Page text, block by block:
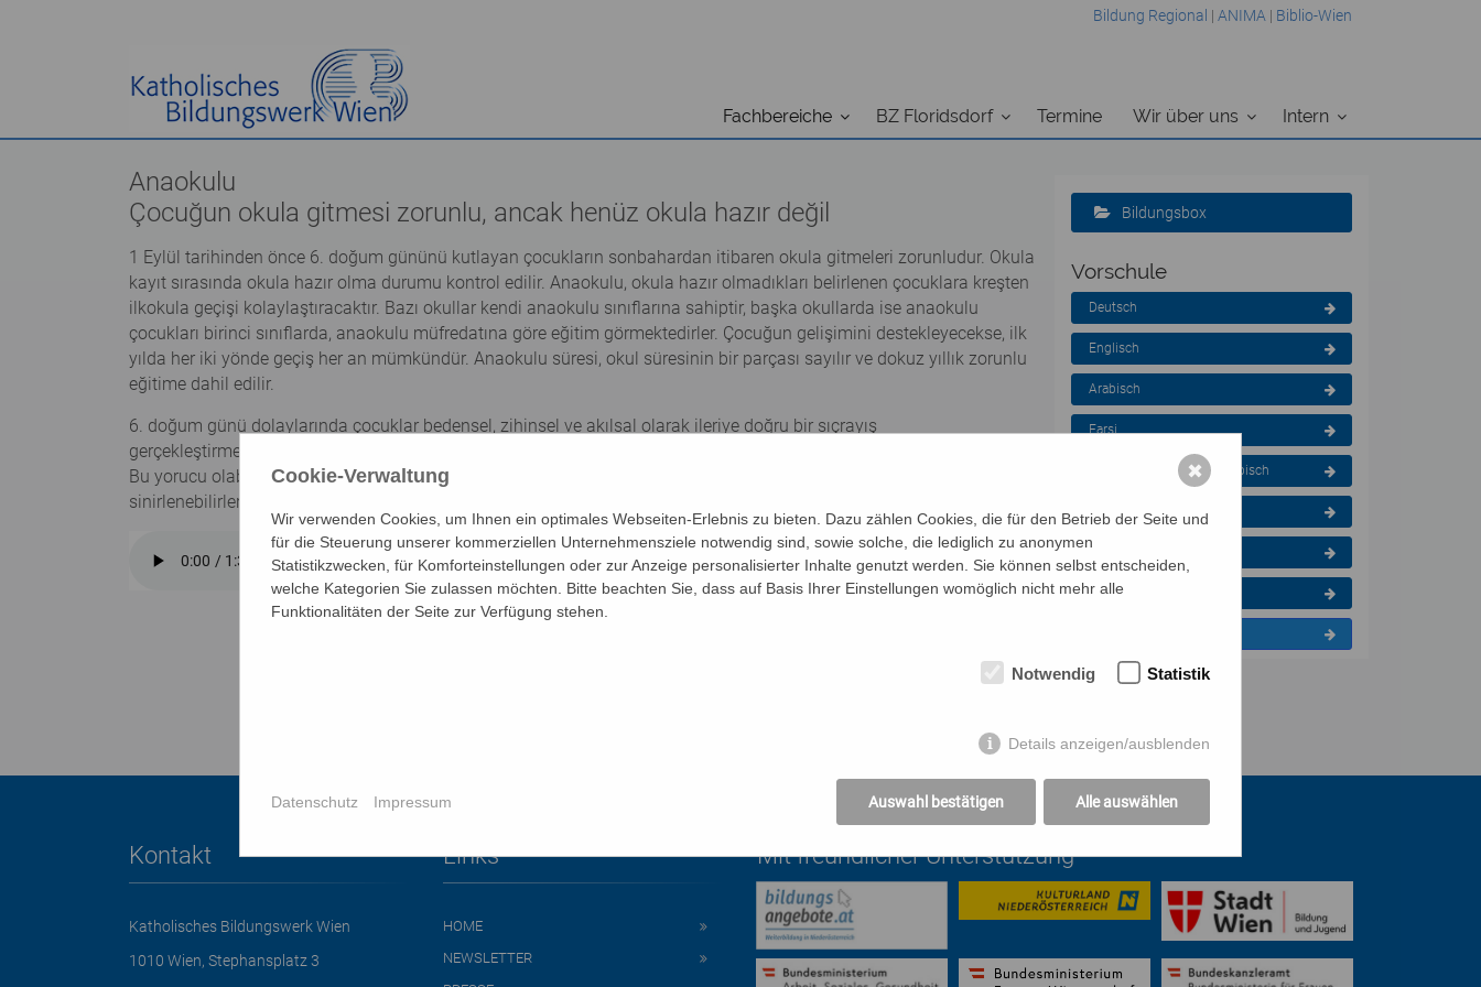
Bildung Regional | ANIMA | Biblio-Wien
Fachbereiche BZ Floridsdorf Termine Wir über uns Intern
Anaokulu
Çocuğun okula gitmesi zorunlu, ancak henüz okula hazır değil
1 Eylül tarihinden önce 6. doğum gününü kutlayan çocukların sonbahardan itibaren okula gitmeleri zorunludur. Okula
kayıt sırasında okula hazır olma durumu kontrol edilir. Anaokulu, okula hazır olmadıkları belirlenen çocuklara kreşten
ilkokula geçişi kolaylaştıracaktır. Bazı okullar kendi anaokulu sınıflarına sahiptir, başka okullarda ise anaokulu
çocukları birinci sınıflarda, anaokulu müfredatına göre eğitim görmektedirler. Çocuğun gelişimini destekleyecekse, ilk
yılda her iki yönde geçiş her an mümkündür. Anaokulu süresi, okul süresinin bir parçası sayılır ve dokuz yıllık zorunlu
eğitime dahil edilir.
6. doğum günü dolaylarında çocuklar bedensel, zihinsel ve akılsal olarak ileriye doğru bir sıçrayış
gerçekleştirmektedirler. Bir anda daha az çocuksu görünürler ve bu nedenle çevreleri onlardan daha fazlasını bekler.
Bu yorucu olabilir. Altı yaş sendromu denilen dönem sırasında çocuklar bazen huysuz olabilir ve bir anda
sinirlenebilirler. Bu normal bir gelişim sürecidir.
Bildungsbox
Vorschule
Deutsch
Englisch
Arabisch
Farsi
Kroatisch - Bosnisch - Serbisch
Rumänisch
Russisch
Somali
Kontakt
Katholisches Bildungswerk Wien
1010 Wien, Stephansplatz 3
Links
HOME
NEWSLETTER
Mit freundlicher Unterstützung
Cookie-Verwaltung
Wir verwenden Cookies, um Ihnen ein optimales Webseiten-Erlebnis zu bieten. Dazu zählen Cookies, die für den Betrieb der Seite und
für die Steuerung unserer kommerziellen Unternehmensziele notwendig sind, sowie solche, die lediglich zu anonymen
Statistikzwecken, für Komforteinstellungen oder zur Anzeige personalisierter Inhalte genutzt werden. Sie können selbst entscheiden,
welche Kategorien Sie zulassen möchten. Bitte beachten Sie, dass auf Basis Ihrer Einstellungen womöglich nicht mehr alle
Funktionalitäten der Seite zur Verfügung stehen.
Notwendig Statistik
Details anzeigen/ausblenden
Auswahl bestätigen Alle auswählen
Datenschutz Impressum
✖